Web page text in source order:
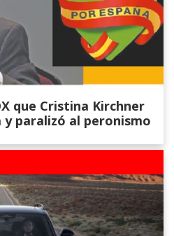
que Cristina Kirchner
y paralizó al peronismo